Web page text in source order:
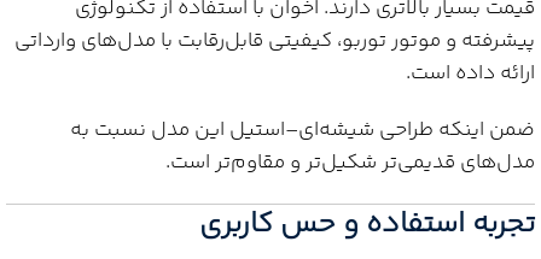
قیمت بسیار بالاتری دارند. اخوان با استفاده از تکنولوژی
پیشرفته و موتور توربو، کیفیتی قابل‌رقابت با مدل‌های وارداتی
ارائه داده است.
ضمن اینکه طراحی شیشه‌ای–استیل این مدل نسبت به
مدل‌های قدیمی‌تر شکیل‌تر و مقاوم‌تر است.
تجربه استفاده و حس کاربری